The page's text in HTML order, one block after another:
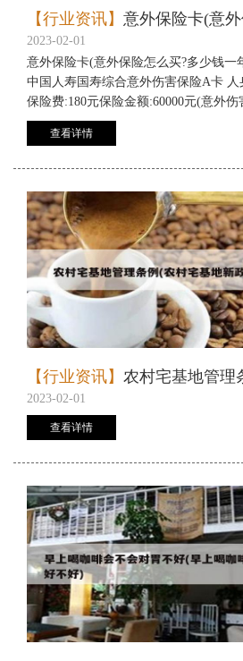
【行业资讯】
2023-02-01
意外保险卡(意外保险怎么买?多少钱一
中国人寿国寿综合意外伤害保险A卡
保险费:180元保险金额:60000元(意外伤
查看详情
【行业资讯】
2023-02-01
查看详情